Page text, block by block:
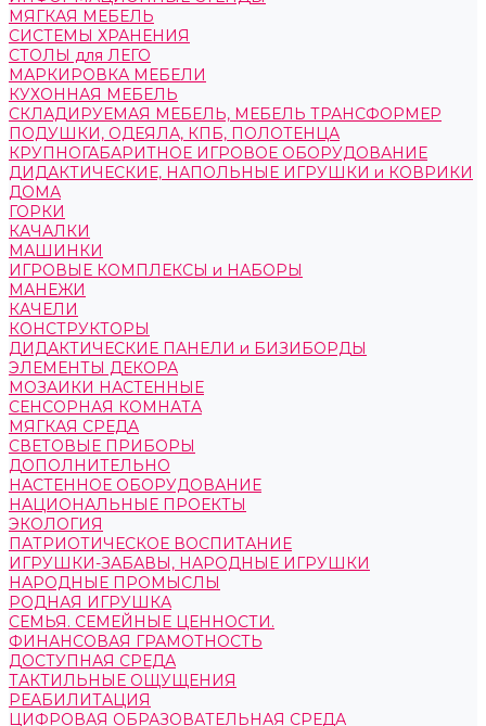
МЯГКАЯ МЕБЕЛЬ
СИСТЕМЫ ХРАНЕНИЯ
СТОЛЫ для ЛЕГО
МАРКИРОВКА МЕБЕЛИ
КУХОННАЯ МЕБЕЛЬ
СКЛАДИРУЕМАЯ МЕБЕЛЬ, МЕБЕЛЬ ТРАНСФОРМЕР
ПОДУШКИ, ОДЕЯЛА, КПБ, ПОЛОТЕНЦА
КРУПНОГАБАРИТНОЕ ИГРОВОЕ ОБОРУДОВАНИЕ
ДИДАКТИЧЕСКИЕ, НАПОЛЬНЫЕ ИГРУШКИ и КОВРИКИ
ДОМА
ГОРКИ
КАЧАЛКИ
МАШИНКИ
ИГРОВЫЕ КОМПЛЕКСЫ и НАБОРЫ
МАНЕЖИ
КАЧЕЛИ
КОНСТРУКТОРЫ
ДИДАКТИЧЕСКИЕ ПАНЕЛИ и БИЗИБОРДЫ
ЭЛЕМЕНТЫ ДЕКОРА
МОЗАИКИ НАСТЕННЫЕ
СЕНСОРНАЯ КОМНАТА
МЯГКАЯ СРЕДА
СВЕТОВЫЕ ПРИБОРЫ
ДОПОЛНИТЕЛЬНО
НАСТЕННОЕ ОБОРУДОВАНИЕ
НАЦИОНАЛЬНЫЕ ПРОЕКТЫ
ЭКОЛОГИЯ
ПАТРИОТИЧЕСКОЕ ВОСПИТАНИЕ
ИГРУШКИ-ЗАБАВЫ, НАРОДНЫЕ ИГРУШКИ
НАРОДНЫЕ ПРОМЫСЛЫ
РОДНАЯ ИГРУШКА
СЕМЬЯ. СЕМЕЙНЫЕ ЦЕННОСТИ.
ФИНАНСОВАЯ ГРАМОТНОСТЬ
ДОСТУПНАЯ СРЕДА
ТАКТИЛЬНЫЕ ОЩУЩЕНИЯ
РЕАБИЛИТАЦИЯ
ЦИФРОВАЯ ОБРАЗОВАТЕЛЬНАЯ СРЕДА